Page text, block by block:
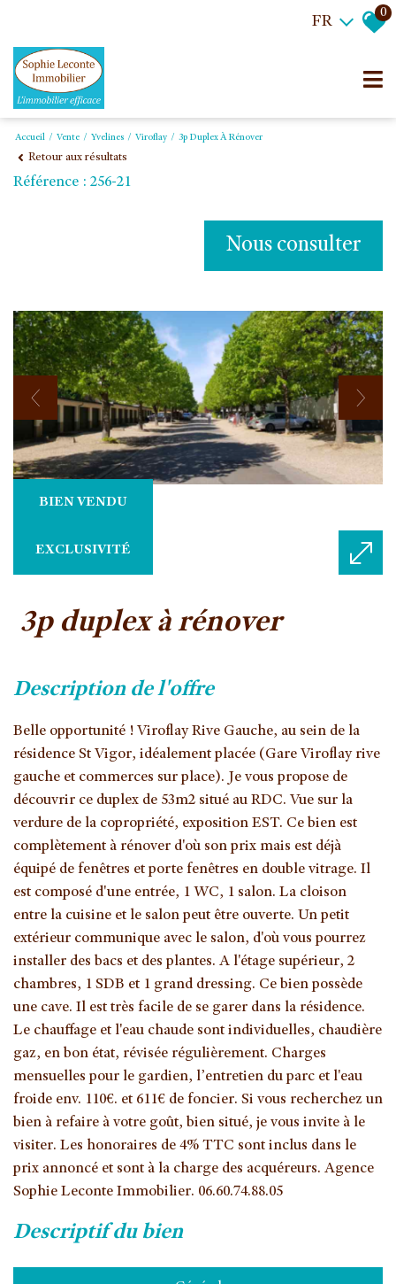
FR
0
Accueil Vente Yvelines Viroflay 3p Duplex À Rénover
Retour aux résultats
Référence : 256-21
BIEN VENDU
EXCLUSIVITÉ
Nous consulter
3p duplex à rénover
description de l'offre
Belle opportunité ! Viroflay Rive Gauche, au sein de la
résidence St Vigor, idéalement placée (Gare Viroflay rive
gauche et commerces sur place). Je vous propose de
découvrir ce duplex de 53m2 situé au RDC. Vue sur la
verdure de la copropriété, exposition EST. Ce bien est
complètement à rénover d'où son prix mais est déjà
équipé de fenêtres et porte fenêtres en double vitrage. Il
est composé d'une entrée, 1 WC, 1 salon. La cloison
entre la cuisine et le salon peut être ouverte. Un petit
extérieur communique avec le salon, d'où vous pourrez
installer des bacs et des plantes. A l'étage supérieur, 2
chambres, 1 SDB et 1 grand dressing. Ce bien possède
une cave. Il est très facile de se garer dans la résidence.
Le chauffage et l'eau chaude sont individuelles, chaudière
gaz, en bon état, révisée régulièrement. Charges
mensuelles pour le gardien, l’entretien du parc et l'eau
froide env. 110€. et 611€ de foncier. Si vous recherchez un
bien à refaire à votre goût, bien situé, je vous invite à le
visiter. Les honoraires de 4% TTC sont inclus dans le
prix annoncé et sont à la charge des acquéreurs. Agence
Sophie Leconte Immobilier. 06.60.74.88.05
descriptif du bien